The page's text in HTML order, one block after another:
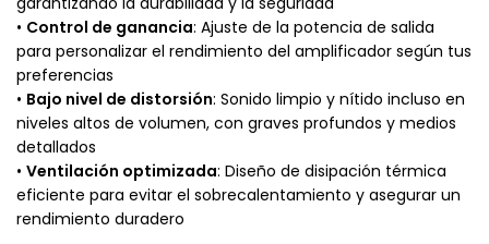
• Control de ganancia: Ajuste de la potencia de salida
para personalizar el rendimiento del amplificador según tus
preferencias
• Bajo nivel de distorsión: Sonido limpio y nítido incluso en
niveles altos de volumen, con graves profundos y medios
detallados
• Ventilación optimizada: Diseño de disipación térmica
eficiente para evitar el sobrecalentamiento y asegurar un
rendimiento duradero